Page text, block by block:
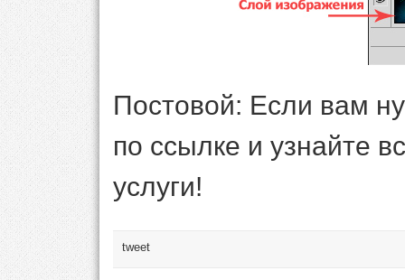
Постовой: Если вам
по ссылке и узнайте
услуги!
tweet